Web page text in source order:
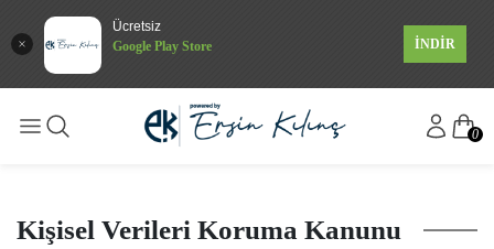
Ücretsiz
Google Play Store
İNDİR
0
Kişisel Verileri Koruma Kanunu